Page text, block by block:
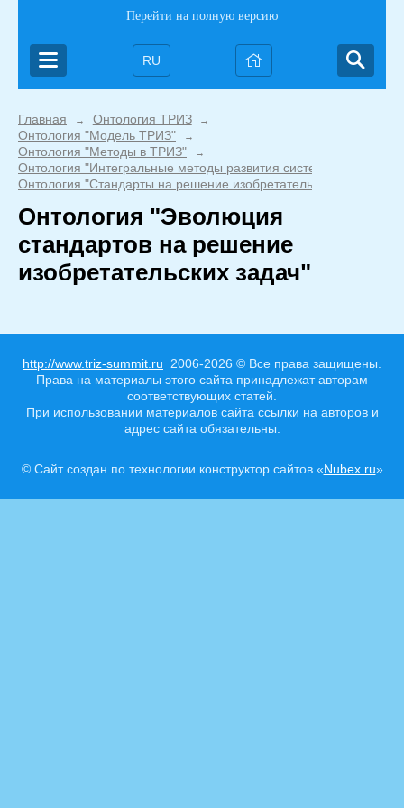
Перейти на полную версию
RU
Главная → Онтология ТРИЗ →
Онтология "Модель ТРИЗ" →
Онтология "Методы в ТРИЗ" →
Онтология "Интегральные методы развития систем"
Онтология "Стандарты на решение изобретательских задач"
Онтология "Эволюция
стандартов на решение
изобретательских задач"
http://www.triz-summit.ru 2006-2026 © Все права защищены.
Права на материалы этого сайта принадлежат авторам
соответствующих статей.
При использовании материалов сайта ссылки на авторов и
адрес сайта обязательны.
© Сайт создан по технологии конструктор сайтов «Nubex.ru»